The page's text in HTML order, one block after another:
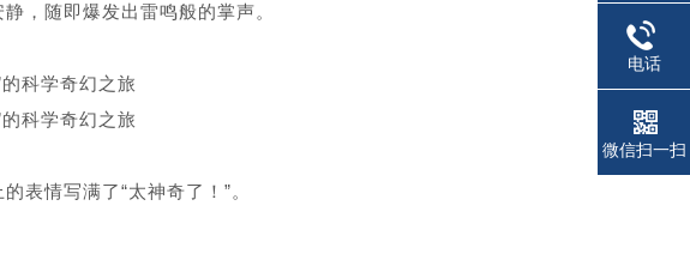
，随即爆发出雷鸣般的掌声。
表情写满了“太神奇了！”。
电话
微信扫一扫